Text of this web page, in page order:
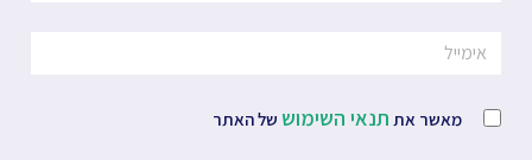
מאשר את תנאי השימוש של האתר